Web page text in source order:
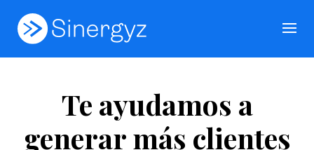
Te ayudamos a
generar más clientes